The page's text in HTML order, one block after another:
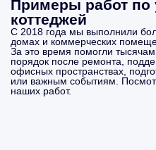
Примеры работ по
коттеджей
С 2018 года мы выполнили
домах и коммерческих
За это время помогли
порядок после ремонта,
офисных пространствах,
или важным событиям.
наших работ.